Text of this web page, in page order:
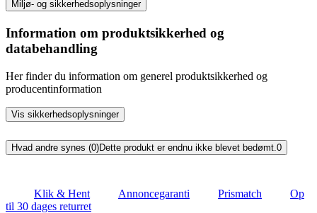
Miljø- og sikkerhedsoplysninger
Information om produktsikkerhed og
databehandling
Her finder du information om generel produktsikkerhed og
producentinformation
Vis sikkerhedsoplysninger
Hvad andre synes (0)Dette produkt er endnu ikke blevet bedømt. 0
Klik & Hent Annoncegaranti Prismatch
Op
til 30 dages returret